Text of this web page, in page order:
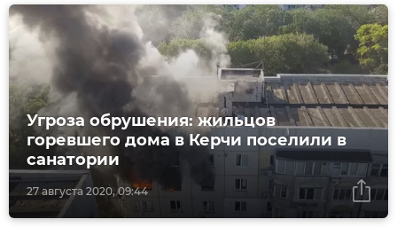
27 августа 2020, 09:44
Угроза обрушения: жильцов
горевшего дома в Керчи поселили в
санатории